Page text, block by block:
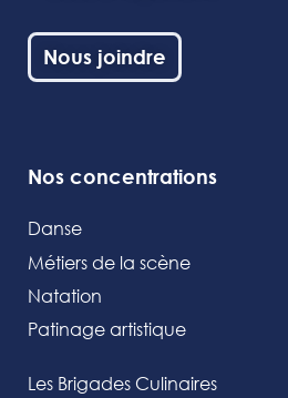
Nous joindre
Nos concentrations
Danse
Métiers de la scène
Natation
Patinage artistique
Les Brigades Culinaires